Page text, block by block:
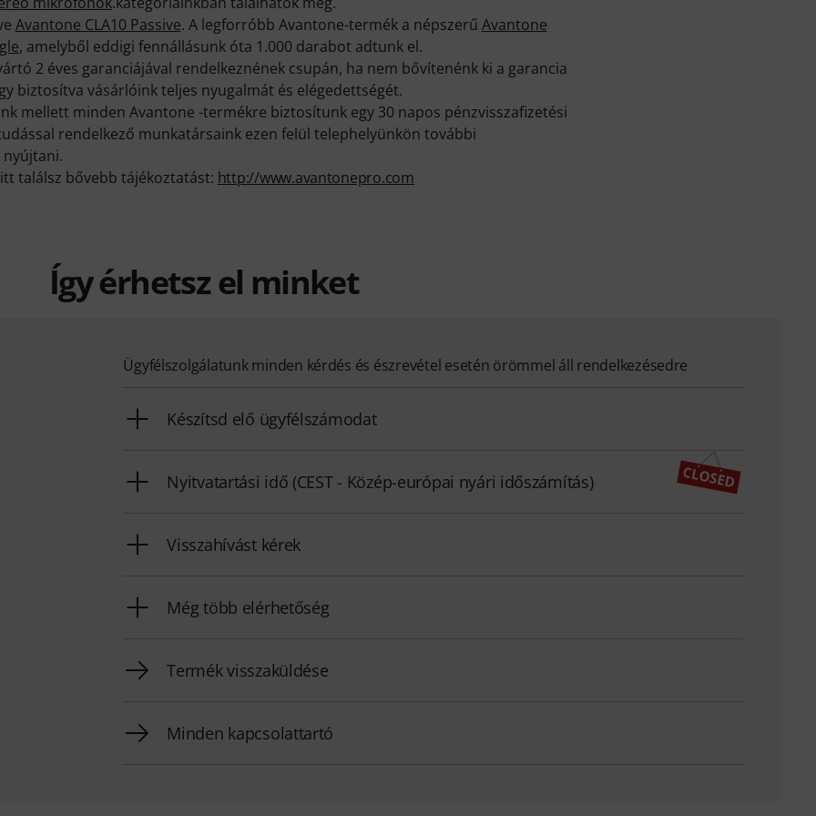
Avantone CLA10 Passive. A legforróbb Avantone-termék a népszerű Avantone
, amelyből eddigi fennállásunk óta 1.000 darabot adtunk el.
2 éves garanciájával rendelkeznének csupán, ha nem bővítenénk ki a garancia
biztosítva vásárlóink teljes nyugalmát és elégedettségét.
mellett minden Avantone -termékre biztosítunk egy 30 napos pénzvisszafizetési
rendelkező munkatársaink ezen felül telephelyünkön további
nyújtani.
találsz bővebb tájékoztatást: http://www.avantonepro.com
Így érhetsz el minket
Ügyfélszolgálatunk minden kérdés és észrevétel esetén örömmel áll rendelkezésedre
Készítsd elő ügyfélszámodat
Nyitvatartási idő (CEST - Közép-európai nyári időszámítás)
Visszahívást kérek
Még több elérhetőség
Termék visszaküldése
Minden kapcsolattartó